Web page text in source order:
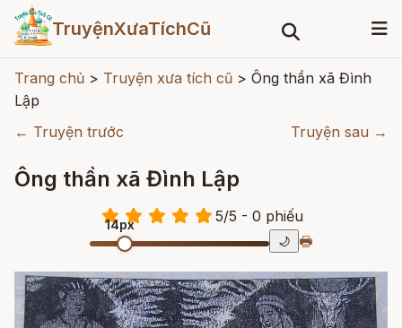
TruyệnXưaTíchCũ
Trang chủ > Truyện xưa tích cũ > Ông thần xã Đình
Lập
← Truyện trước
Truyện sau →
Ông thần xã Đình Lập
5/5 - 0 phiếu
14px
🌙 🖶